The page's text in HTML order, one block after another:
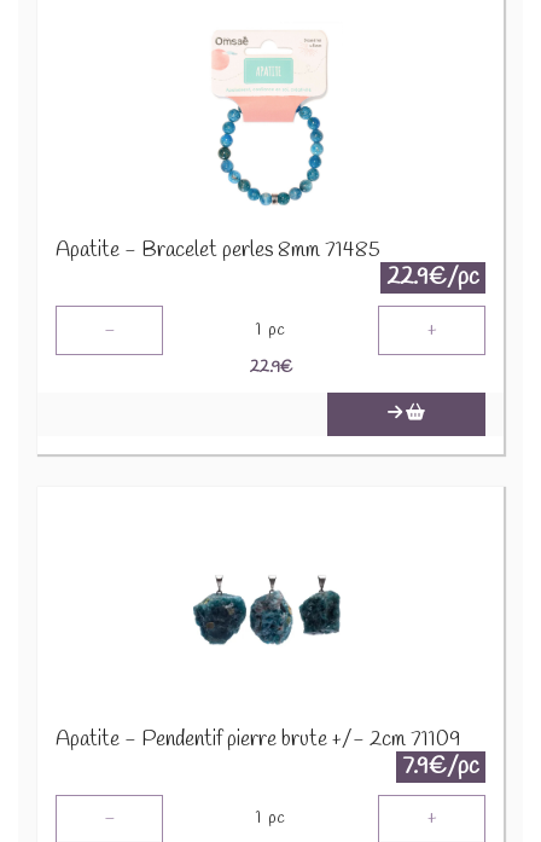
Apatite - Bracelet perles 8mm 71485
22.9€/pc
- 1 pc +
22.9€
Apatite - Pendentif pierre brute +/- 2cm 71109
7.9€/pc
- 1 pc +